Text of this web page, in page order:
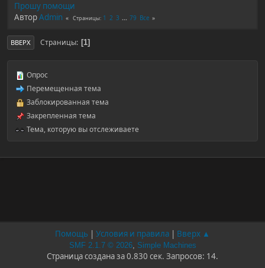
Прошу помощи
АвторAdmin Страницы 1 2 3 ... 79 Все
ВВЕРХ Страницы 1
Опрос
Перемещенная тема
Заблокированная тема
Закрепленная тема
Тема, которую вы отслеживаете
Помощь | Условия и правила | Вверх ▲
SMF 2.1.7 © 2026, Simple Machines
Страница создана за 0.830 сек. Запросов: 14.